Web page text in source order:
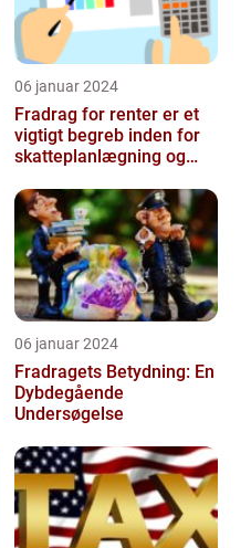
06 januar 2024
Fradrag for renter er et
vigtigt begreb inden for
skatteplanlægning og
06 januar 2024
Fradragets Betydning: En
Dybdegående
Undersøgelse